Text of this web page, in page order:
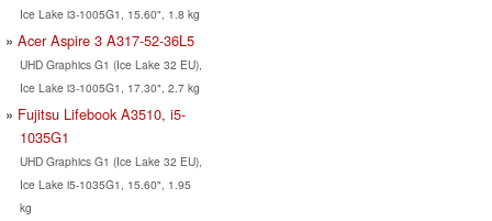
Ice Lake i3-1005G1, 15.60", 1.8 kg
Acer Aspire 3 A317-52-36L5
UHD Graphics G1 (Ice Lake 32 EU),
Ice Lake i3-1005G1, 17.30", 2.7 kg
Fujitsu Lifebook A3510, i5-
1035G1
UHD Graphics G1 (Ice Lake 32 EU),
Ice Lake i5-1035G1, 15.60", 1.95
kg